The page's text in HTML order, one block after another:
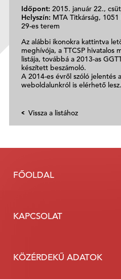
Időpont: 2015. január 22.,
Helyszín: MTA Titkárság,
29-es terem
Az alábbi ikonokra kattintva
meghívója, a TTCSP hivatalos
listája, továbbá a 2013-as
készített beszámoló.
A 2014-es évről szóló jelentés
weboldalunkról is elérhető lesz.
Vissza a listához
FŐOLDAL
KAPCSOLAT
KÖZÉRDEKŰ ADATOK